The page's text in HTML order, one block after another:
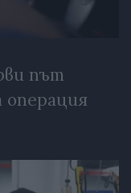
път
операция